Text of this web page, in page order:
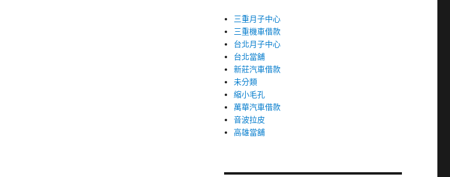
三重月子中心
三重機車借款
台北月子中心
台北當舖
新莊汽車借款
未分類
縮小毛孔
萬華汽車借款
音波拉皮
高雄當舖